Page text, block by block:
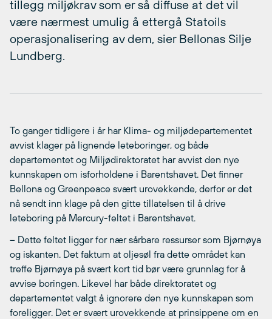
tillegg miljøkrav som er så diffuse at det vil
være nærmest umulig å ettergå Statoils
operasjonalisering av dem, sier Bellonas Silje
Lundberg.
To ganger tidligere i år har Klima- og miljødepartementet
avvist klager på lignende leteboringer, og både
departementet og Miljødirektoratet har avvist den nye
kunnskapen om isforholdene i Barentshavet. Det finner
Bellona og Greenpeace svært urovekkende, derfor er det
nå sendt inn klage på den gitte tillatelsen til å drive
leteboring på Mercury-feltet i Barentshavet.
– Dette feltet ligger for nær sårbare ressurser som Bjørnøya
og iskanten. Det faktum at oljesøl fra dette området kan
treffe Bjørnøya på svært kort tid bør være grunnlag for å
avvise boringen. Likevel har både direktoratet og
departementet valgt å ignorere den nye kunnskapen som
foreligger. Det er svært urovekkende at prinsippene om en